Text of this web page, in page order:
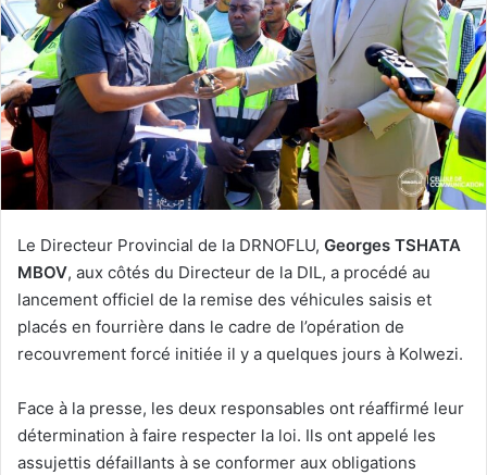
Le Directeur Provincial de la DRNOFLU, Georges TSHATA
MBOV, aux côtés du Directeur de la DIL, a procédé au
lancement officiel de la remise des véhicules saisis et
placés en fourrière dans le cadre de l’opération de
recouvrement forcé initiée il y a quelques jours à Kolwezi.
Face à la presse, les deux responsables ont réaffirmé leur
détermination à faire respecter la loi. Ils ont appelé les
assujettis défaillants à se conformer aux obligations